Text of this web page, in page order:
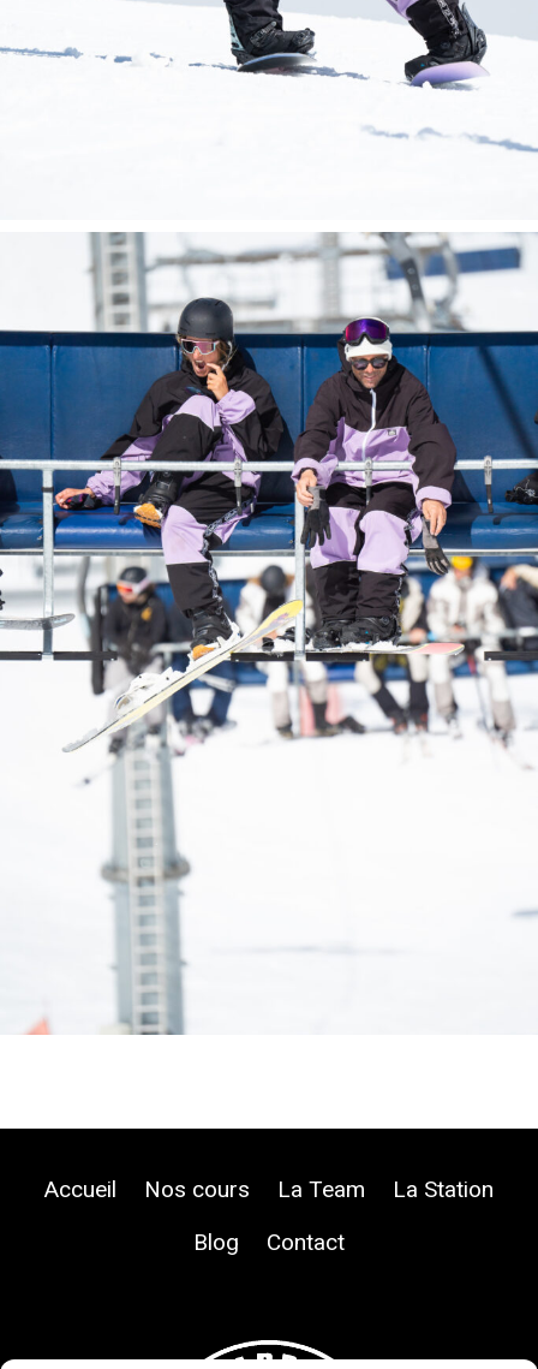
Accueil Nos cours La Team
La Station
Blog
Contact